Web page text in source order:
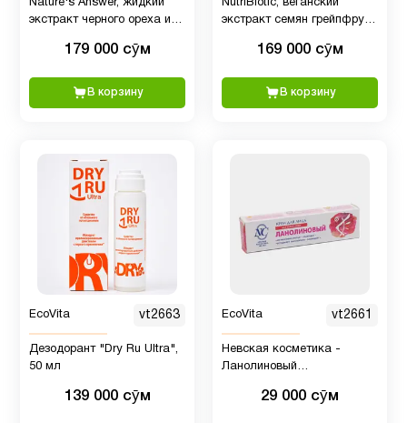
Яблочный
уксус
3
Nature's Answer, жидкий
экстракт черного ореха и
2000 мг, 30 мл
179 000 сӯм
В корзину
NutriBiotic, веганский
экстракт семян грейпфрута
169 000 сӯм
В корзину
EcoVita vt2663
Дезодорант "Dry Ru Ultra",
50 мл
139 000 сӯм
EcoVita vt2661
Невская косметика -
Ланолиновый
29 000 сӯм